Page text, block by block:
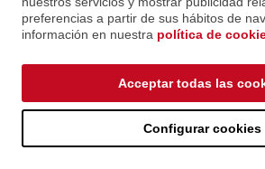
CABLE DMX-IP65-10M
Ref.: LALDMX-IP65-10M
Código EAN 3700166371200
Precios al iniciar sesión.
preferencias a partir de sus hábitos de
información en nuestra política de
Configurar cookies
Acceptar todas las